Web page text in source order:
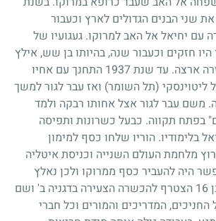
שני הבנים הגדולים לארץ וכעבור
עם יחיאל אל האב למרוקו. געגועיו של
היו חזקים וכעבור שנה, בהיותו בן שש, אילץ
ארצה. עד שנת1937 התחנך עם אחיו
ליטוינסקי (תל השומר) ואז עבר לגור למשך
משם עבר לגור אצל אחותו רבקה ולמד
בפתח תקווה. כבעל כשרונות ותפיסה
בלימודיו. הוריו שלחו כסף למימון
מלחמת העולם השנייה וכניסת איטליה
היה להעביר כסף ממרוקו ולכן נאלץ
16 הצטרף להכשרה הצעירה בדגניה ב' ושם
המדריכים והמורים וכל חברי